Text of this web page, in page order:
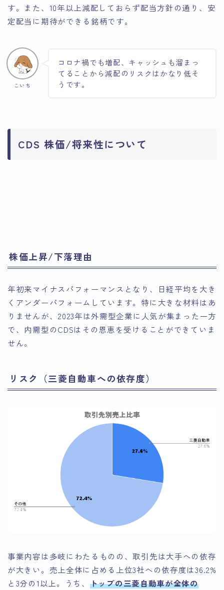
す。また、10年以上減配しておらず配当方針の通り、安
定配当に期待ができる銘柄です。
こいち
コロナ禍でも増配、キャッシュも溜まっ
てることから減配のリスクはかなり低そ
うです。
CDS 株価/将来性について
株価上昇/下落理由
年初来マイナスパフォーマンスとなり、日経平均を大き
くアンダーパフォームしています。特に大きな材料はあ
りませんが、2023年は外需型企業に人気が集まった一方
で、内需型のCDSはその恩恵を受けることができていま
せん。
リスク（三菱自動車への依存度）
事業内容は多岐にわたるものの、取引先は大手への依存
が大きい。売上全体に占める上位3社への依存度は36.2%
と3分の1以上。うち、 トップの三菱自動車が全体の